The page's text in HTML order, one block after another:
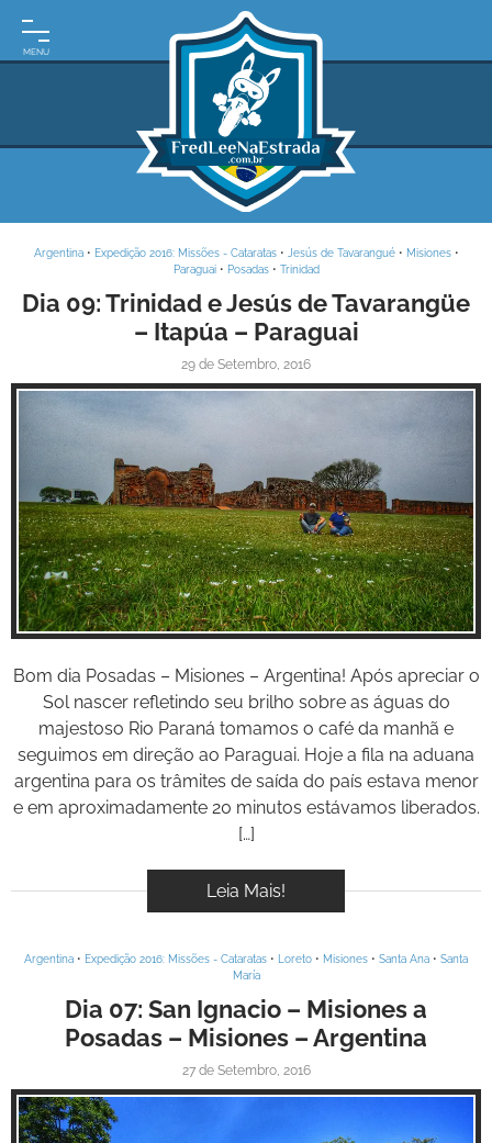
INÍCIO
VIAGEM
RODOVIÁRIOS
BOOK
VÍDEOS
Argentina• Expedição 2016: Missões - Cataratas• Jesús de Tavarangué• Misiones•
Paraguai• Posadas• Trinidad
Dia 09: Trinidad e Jesús de Tavarangüe
– Itapúa – Paraguai
29 de Setembro, 2016
Inspire-se!
Bom dia Posadas – Misiones – Argentina! Após apreciar o
Sol nascer refletindo seu brilho sobre as águas do
majestoso Rio Paraná tomamos o café da manhã e
seguimos em direção ao Paraguai. Hoje a fila na aduana
argentina para os trâmites de saída do país estava menor
e em aproximadamente 20 minutos estávamos liberados.
[…]
Leia Mais!
Argentina • Expedição 2016: Missões - Cataratas • Loreto • Misiones • Santa Ana • Santa
María
Dia 07: San Ignacio – Misiones a
Posadas – Misiones – Argentina
27 de Setembro, 2016